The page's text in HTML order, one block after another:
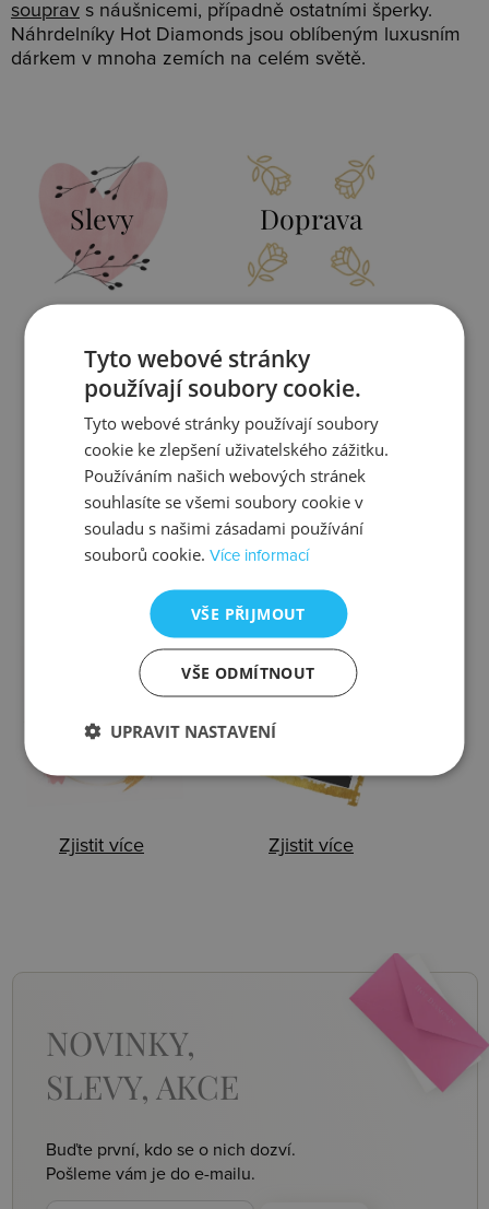
souprav s náušnicemi, případně ostatními šperky.
Náhrdelníky Hot Diamonds jsou oblíbeným luxusním
dárkem v mnoha zemích na celém světě.
Slevy Doprava
Kontrola Výměna
Zjistit více
Ztráta
Zjistit více
Balení
Zjistit více
NOVINKY,
SLEVY, AKCE
Buďte první, kdo se o nich dozví.
Pošleme vám je do e-mailu.
Tyto webové stránky
používají soubory cookie.
Tyto webové stránky používají soubory
cookie ke zlepšení uživatelského zážitku.
Používáním našich webových stránek
souhlasíte se všemi soubory cookie v
souladu s našimi zásadami používání
souborů cookie.Více informací
VŠE PŘIJMOUT
VŠE ODMÍTNOUT
UPRAVIT NASTAVENÍ